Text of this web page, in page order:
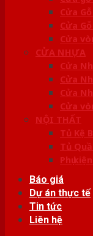
Cửa
Cửa
Cửa
CỬA NHỰA
Cửa
Cửa
Cửa
Cửa
NỘI THẤT
Tủ Kệ
Tủ
Phụ
Báo giá
Dự án thực tế
Tin tức
Liên hệ